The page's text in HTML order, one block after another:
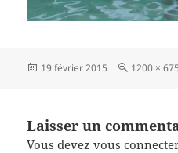
Publié
19 février 2015
Taille
1200 × 675
Laisser un
Vous devezvous